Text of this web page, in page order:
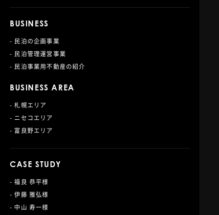
BUSINESS
- 民泊の企画事業
- 民泊管理運営事業
- 民泊事業用不動産の紹介
BUSINESS AREA
- 札幌エリア
- ニセコエリア
- 富良野エリア
CASE STUDY
- 福良 恭平様
- 伊藤 雅弘様
- 中山 寿一様